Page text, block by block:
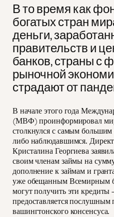
В то время как
богатых стран
деньги,
правительств и
банков, страны с
рыночной
страдают от
В начале этого года
(МВФ) проинформировал
столкнулся с самым большим
либо наблюдавшимся.
Кристалина Георгиева
своим членам займы на
дополнение к займам и
уже обещанным Всемирным
могут получить эти
предоставляется
вашингтонского консенсуса.